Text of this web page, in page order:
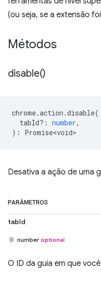
(ou seja, se a extensão
Métodos
disable()
chrome.action .disable(
tabId? : number,
) : Promise<void>
Desativa a ação de uma
PARÂMETROS
tabId
number optional
O ID da guia em que